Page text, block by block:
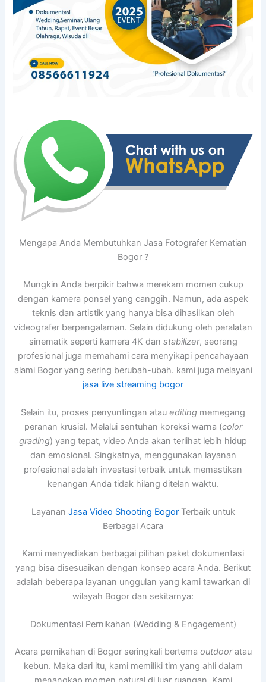
Mengapa Anda Membutuhkan Jasa Fotografer Kematian
Bogor ?
Mungkin Anda berpikir bahwa merekam momen cukup
dengan kamera ponsel yang canggih. Namun, ada aspek
teknis dan artistik yang hanya bisa dihasilkan oleh
videografer berpengalaman. Selain didukung oleh peralatan
sinematik seperti kamera 4K dan stabilizer, seorang
profesional juga memahami cara menyikapi pencahayaan
alami Bogor yang sering berubah-ubah. kami juga melayani
jasa live streaming bogor
Selain itu, proses penyuntingan atau editing memegang
peranan krusial. Melalui sentuhan koreksi warna (color
grading) yang tepat, video Anda akan terlihat lebih hidup
dan emosional. Singkatnya, menggunakan layanan
profesional adalah investasi terbaik untuk memastikan
kenangan Anda tidak hilang ditelan waktu.
Layanan Jasa Video Shooting BogorTerbaik untuk
Berbagai Acara
Kami menyediakan berbagai pilihan paket dokumentasi
yang bisa disesuaikan dengan konsep acara Anda. Berikut
adalah beberapa layanan unggulan yang kami tawarkan di
wilayah Bogor dan sekitarnya:
Dokumentasi Pernikahan (Wedding & Engagement)
Acara pernikahan di Bogor seringkali bertema outdooratau
kebun. Maka dari itu, kami memiliki tim yang ahli dalam